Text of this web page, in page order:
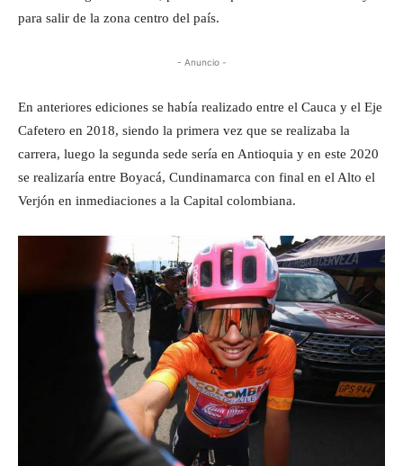
para salir de la zona centro del país.
- Anuncio -
En anteriores ediciones se había realizado entre el Cauca y el Eje
Cafetero en 2018, siendo la primera vez que se realizaba la
carrera, luego la segunda sede sería en Antioquia y en este 2020
se realizaría entre Boyacá, Cundinamarca con final en el Alto el
Verjón en inmediaciones a la Capital colombiana.